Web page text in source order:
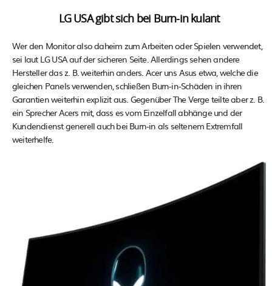
LG USA gibt sich bei Burn-in kulant
Wer den Monitor also daheim zum Arbeiten oder Spielen verwendet,
sei laut LG USA auf der sicheren Seite. Allerdings sehen andere
Hersteller das z. B. weiterhin anders. Acer uns Asus etwa, welche die
gleichen Panels verwenden, schließen Burn-in-Schäden in ihren
Garantien weiterhin explizit aus. Gegenüber The Verge teilte aber z. B.
ein Sprecher Acers mit, dass es vom Einzelfall abhänge und der
Kundendienst generell auch bei Burn-in als seltenem Extremfall
weiterhelfe.